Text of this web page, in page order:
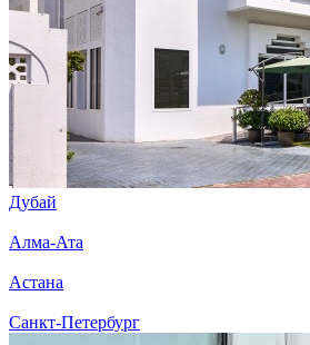
Дубай
Алма-Ата
Астана
Санкт-Петербург